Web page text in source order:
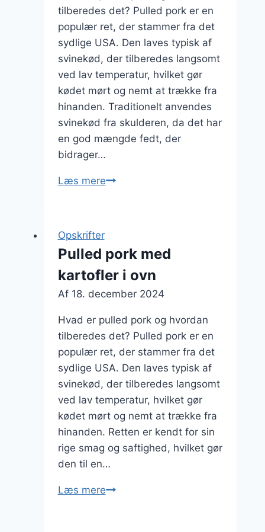
tilberedes det? Pulled pork er en
populær ret, der stammer fra det
sydlige USA. Den laves typisk af
svinekød, der tilberedes langsomt
ved lav temperatur, hvilket gør
kødet mørt og nemt at trække fra
hinanden. Traditionelt anvendes
svinekød fra skulderen, da det har
en god mængde fedt, der
bidrager…
Læs merePulled
burritoen
Opskrifter
Pulled pork med
kartofler i ovn
Af 18. december 2024
Hvad er pulled pork og hvordan
tilberedes det? Pulled pork er en
populær ret, der stammer fra det
sydlige USA. Den laves typisk af
svinekød, der tilberedes langsomt
ved lav temperatur, hvilket gør
kødet mørt og nemt at trække fra
hinanden. Retten er kendt for sin
rige smag og saftighed, hvilket gør
den til en…
Læs merePulled